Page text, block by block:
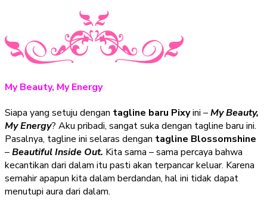
My Beauty, My Energy
Siapa yang setuju dengan tagline baru Pixyini –My Beauty,
My Energy? Aku pribadi, sangat suka dengan tagline baru ini.
Pasalnya, tagline ini selaras dengan tagline Blossomshine
–Beautiful Inside Out. Kita sama – sama percaya bahwa
kecantikan dari dalam itu pasti akan terpancar keluar. Karena
semahir apapun kita dalam berdandan, hal ini tidak dapat
menutupi aura dari dalam.